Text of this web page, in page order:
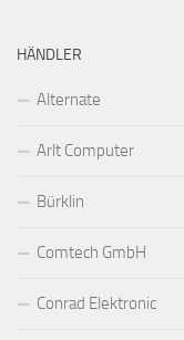
HÄNDLER
Alternate
Arlt Computer
Bürklin
Comtech GmbH
Conrad Elektronic